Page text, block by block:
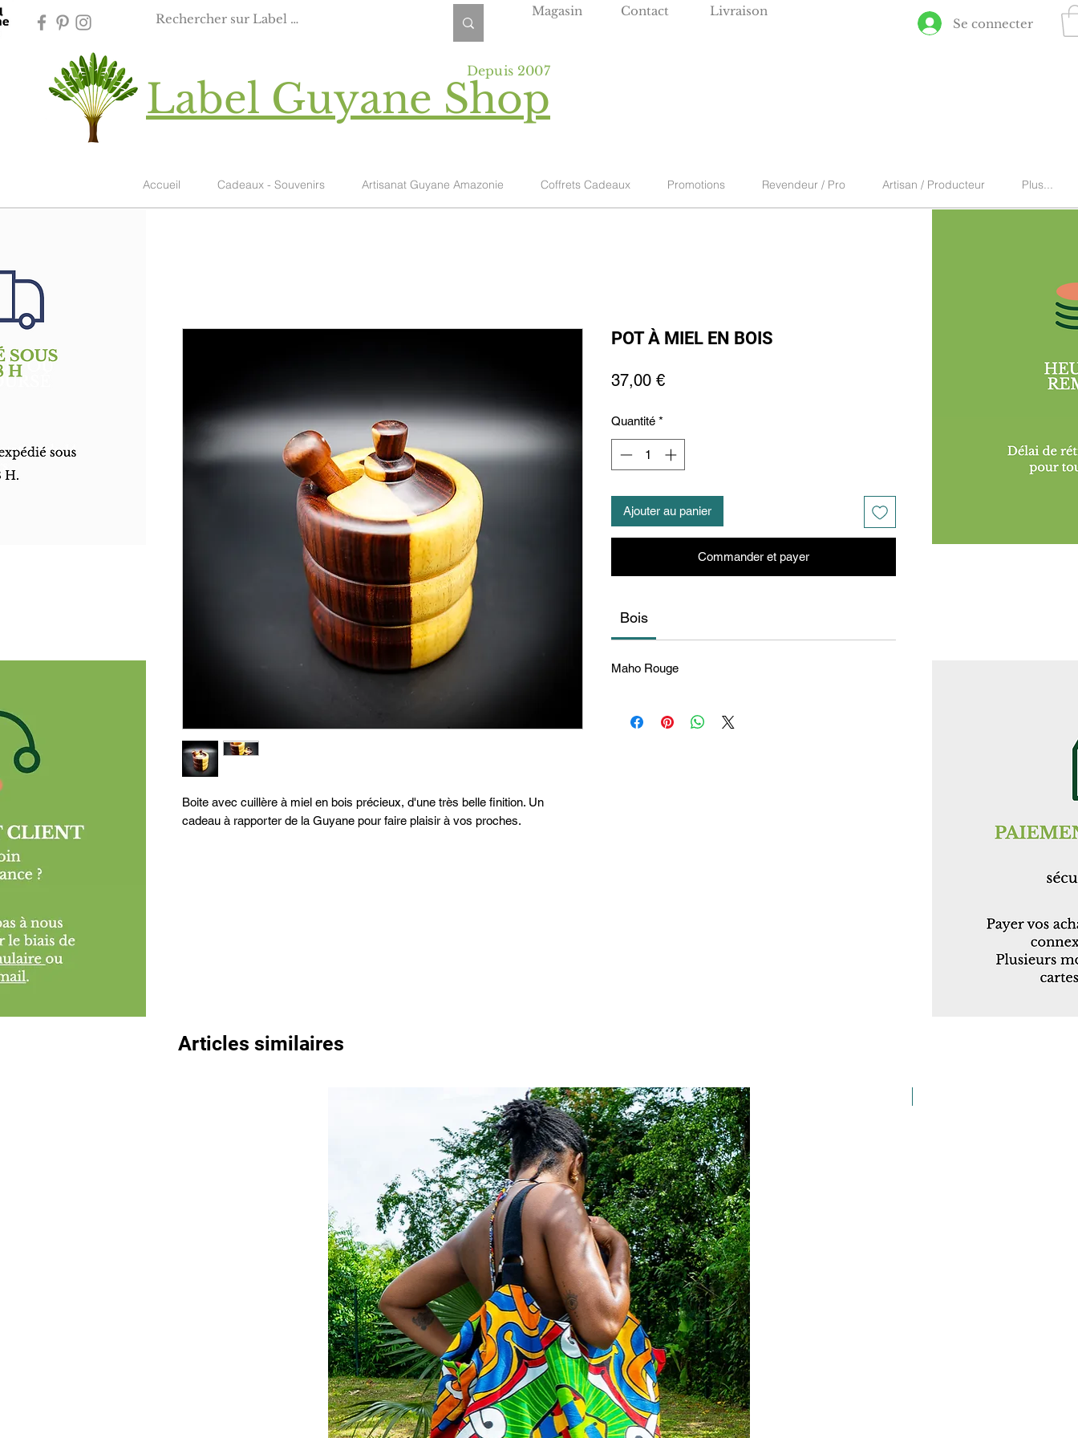
Magasin Contact
Livraison
Se connecter
Label Guyane Shop
Depuis 2007
Accueil Cadeaux - Souvenirs Artisanat Guyane Amazonie Coffrets Cadeaux Promotions Revendeur / Pro Artisan / Producteur Plus...
Boite avec cuillère à miel en bois précieux, d'une très belle finition. Un
cadeau à rapporter de la Guyane pour faire plaisir à vos proches.
POT À MIEL EN BOIS
37,00 €Prix
Quantité *
Ajouter au panier
Commander et payer
Bois
Maho Rouge
Articles similaires